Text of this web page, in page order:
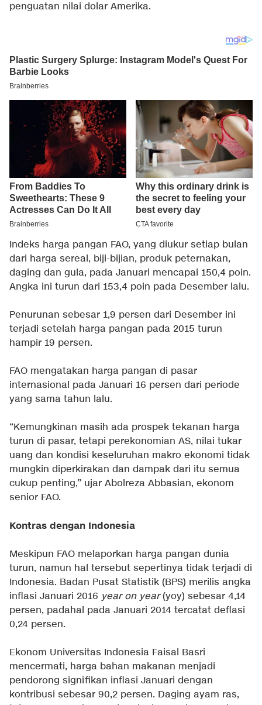
penguatan nilai dolar Amerika.
Indeks harga pangan FAO, yang diukur setiap bulan
dari harga sereal, biji-bijian, produk peternakan,
daging dan gula, pada Januari mencapai 150,4 poin.
Angka ini turun dari 153,4 poin pada Desember lalu.
Penurunan sebesar 1,9 persen dari Desember ini
terjadi setelah harga pangan pada 2015 turun
hampir 19 persen.
FAO mengatakan harga pangan di pasar
internasional pada Januari 16 persen dari periode
yang sama tahun lalu.
“Kemungkinan masih ada prospek tekanan harga
turun di pasar, tetapi perekonomian AS, nilai tukar
uang dan kondisi keseluruhan makro ekonomi tidak
mungkin diperkirakan dan dampak dari itu semua
cukup penting,” ujar Abolreza Abbasian, ekonom
senior FAO.
Kontras dengan Indonesia
Meskipun FAO melaporkan harga pangan dunia
turun, namun hal tersebut sepertinya tidak terjadi di
Indonesia. Badan Pusat Statistik (BPS) merilis angka
inflasi Januari 2016 year on year(yoy) sebesar 4,14
persen, padahal pada Januari 2014 tercatat deflasi
0,24 persen.
Ekonom Universitas Indonesia Faisal Basri
mencermati, harga bahan makanan menjadi
pendorong signifikan inflasi Januari dengan
kontribusi sebesar 90,2 persen. Daging ayam ras,